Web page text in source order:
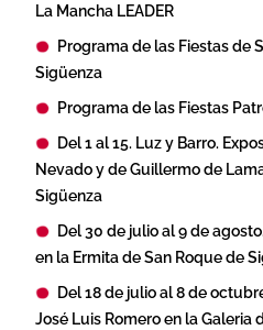
La Mancha LEADER
Programa de las Fiestas de
Sigüenza
Programa de las Fiestas
Del 1 al 15. Luz y Barro.
Nevado y de Guillermo de
Sigüenza
Del 30 de julio al 9 de
en la Ermita de San Roque de
Del 18 de julio al 8 de
José Luis Romero en la Galeria